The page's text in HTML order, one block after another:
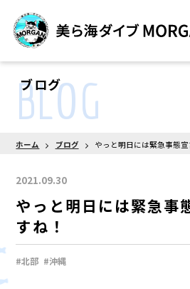
ブログ
BLOG
ホーム ブログ やっと明日には緊急事態宣
2021.09.30
やっと明日には緊急事
すね！
#北部 #沖縄